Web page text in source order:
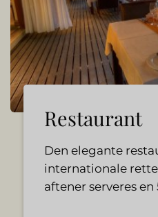
Restaurant
Den elegante
internationale
aftener serveres